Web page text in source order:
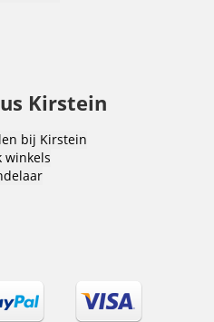
Kirstein
bij Kirstein
winkels